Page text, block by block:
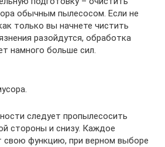
обычным пылесосом. Если не
только вы начнете чистить
разойдутся, обработка
намного больше сил.
следует пропылесосить
стороны и снизу. Каждое
свою функцию, при верном выборе